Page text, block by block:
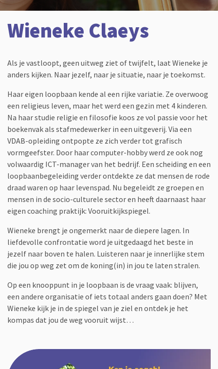
Wieneke Claeys
Als je vastloopt, geen uitweg ziet of twijfelt, laat Wieneke je
anders kijken. Naar jezelf, naar je situatie, naar je toekomst.
Haar eigen loopbaan kende al een rijke variatie. Ze overwoog
een religieus leven, maar het werd een gezin met 4 kinderen.
Na haar studie religie en filosofie koos ze vol passie voor het
boekenvak als stafmedewerker in een uitgeverij. Via een
VDAB-opleiding ontpopte ze zich verder tot grafisch
vormgeefster. Door haar computer-hobby werd ze ook nog
volwaardig ICT-manager van het bedrijf. Een scheiding en een
loopbaanbegeleiding verder ontdekte ze dat mensen de rode
draad waren op haar levenspad. Nu begeleidt ze groepen en
mensen in de socio-culturele sector en heeft daarnaast haar
eigen coaching praktijk: Vooruitkijkspiegel.
Wieneke brengt je ongemerkt naar de diepere lagen. In
liefdevolle confrontatie word je uitgedaagd het beste in
jezelf naar boven te halen. Luisteren naar je innerlijke stem
die jou op weg zet om de koning(in) in jou te laten stralen.
Op een knooppunt in je loopbaan is de vraag vaak: blijven,
een andere organisatie of iets totaal anders gaan doen? Met
Wieneke kijk je in de spiegel van je ziel en ontdek je het
kompas dat jou de weg vooruit wijst…